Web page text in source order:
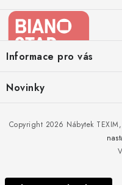
aInformace pro vás
Doprava nábytku k Vám
Novinky
to!
Nakupujte zahradní nábytek i
Copyright 2026 Nábytek